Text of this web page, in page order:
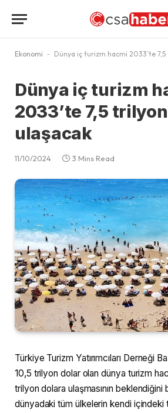
Ekonomi - Dünya iç turizm hacmi 2033’te
Dünya iç turizm
2033’te 7,5
ulaşacak
11/10/2024 3 Mins Read
Türkiye Turizm Yatırımcıları Derneği
10,5 trilyon dolar olan dünya turizm
trilyon dolara ulaşmasının
dünyadaki tüm ülkelerin kendi içindeki